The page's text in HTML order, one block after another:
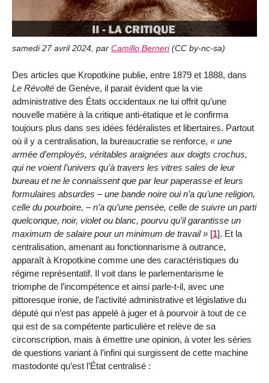
samedi 27 avril 2024, par Camillo Berneri (CC by-nc-sa)
Des articles que Kropotkine publie, entre 1879 et 1888, dans
Le Révolté de Genève, il parait évident que la vie
administrative des États occidentaux ne lui offrit qu’une
nouvelle matière à la critique anti-étatique et le confirma
toujours plus dans ses idées fédéralistes et libertaires. Partout
où il y a centralisation, la bureaucratie se renforce,
une
armée d’employés, véritables araignées aux doigts crochus,
qui ne voient l’univers qu’à travers les vitres sales de leur
bureau et ne le connaissent que par leur paperasse et leurs
formulaires absurdes – une bande noire oui n’a qu’une religion,
celle du pourboire, – n’a qu’une pensée, celle de suivre un parti
quelconque, noir, violet ou blanc, pourvu qu’il garantisse un
maximum de salaire pour un minimum de travail
[1]. Et la
centralisation, amenant au fonctionnarisme à outrance,
apparaît à Kropotkine comme une des caractéristiques du
régime représentatif. Il voit dans le parlementarisme le
triomphe de l’incompétence et ainsi parle-t-il, avec une
pittoresque ironie, de l’activité administrative et législative du
député qui n’est pas appelé à juger et à pourvoir à tout de ce
qui est de sa compétente particulière et relève de sa
circonscription, mais à émettre une opinion, à voter les séries
de questions variant à l’infini qui surgissent de cette machine
mastodonte qu’est l’État centralisé :